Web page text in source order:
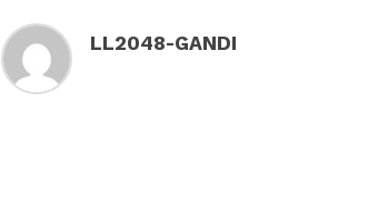
LL2048-GANDI